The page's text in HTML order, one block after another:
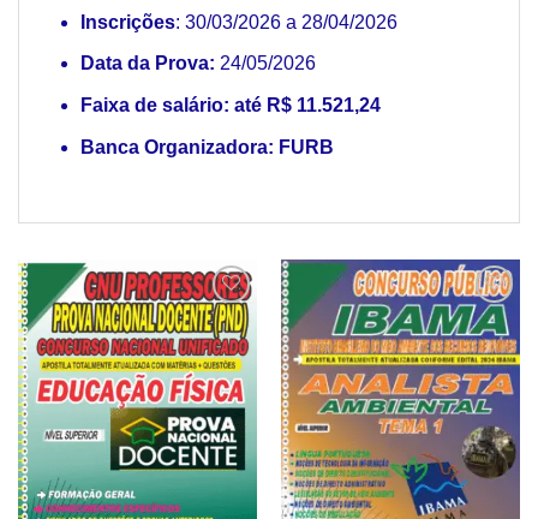
Inscrições: 30/03/2026 a 28/04/2026
Data da Prova: 24/05/2026
Faixa de salário: até R$ 11.521,24
Banca Organizadora: FURB
Add to
wishlist
Add to
wishlist